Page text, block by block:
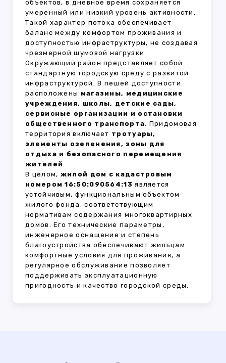
объектов, в дневное время сохраняется
умеренный или низкий уровень активности.
Такой характер потока обеспечивает
баланс между комфортом проживания и
доступностью инфраструктуры, не создавая
чрезмерной шумовой нагрузки.
Окружающий район представляет собой
стандартную городскую среду с развитой
инфраструктурой. В пешей доступности
расположены магазины, медицинские
учреждения, школы, детские сады,
сервисные организации и остановки
общественного транспорта. Придомовая
территория включает тротуары,
элементы озеленения, зоны для
отдыха и безопасного перемещения
жителей.
В целом, жилой дом с кадастровым
номером 16:50:090564:13 является
устойчивым, функциональным объектом
жилого фонда, соответствующим
нормативам содержания многоквартирных
домов. Его технические параметры,
инженерное оснащение и степень
благоустройства обеспечивают жильцам
комфортные условия для проживания, а
регулярное обслуживание позволяет
поддерживать эксплуатационную
пригодность и качество городской среды.